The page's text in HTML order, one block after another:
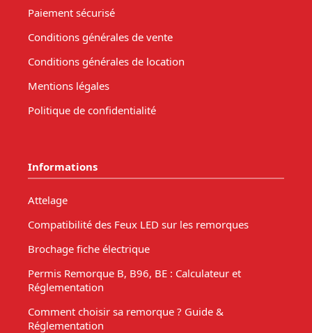
Paiement sécurisé
Conditions générales de vente
Conditions générales de location
Mentions légales
Politique de confidentialité
Informations
Attelage
Compatibilité des Feux LED sur les remorques
Brochage fiche électrique
Permis Remorque B, B96, BE : Calculateur et
Réglementation
Comment choisir sa remorque ? Guide &
Réglementation